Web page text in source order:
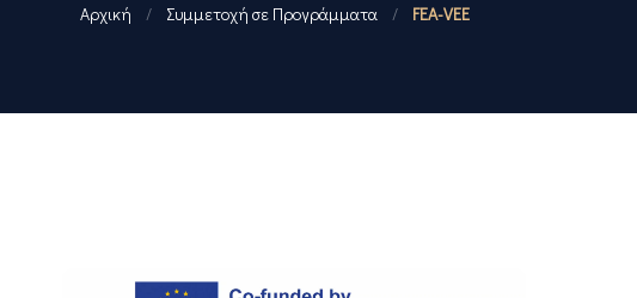
Αρχική / Συμμετοχή σε Προγράμματα / FEA-VEE